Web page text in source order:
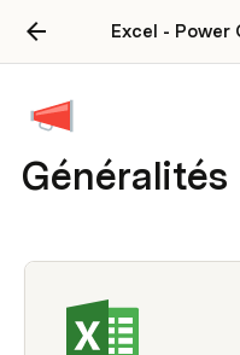
Généralités